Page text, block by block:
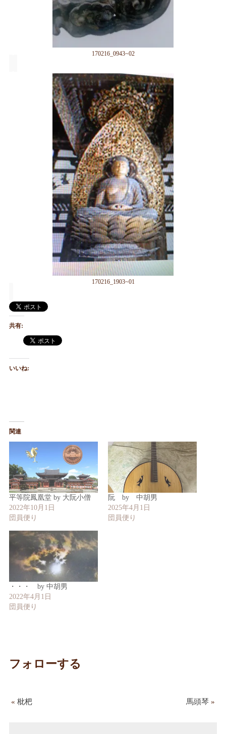
170216_0943~02
170216_1903~01
共有:
いいね:
関連
平等院鳳凰堂 by 大阮小僧
2022年10月1日
団員便り
阮 by 中胡男
2025年4月1日
団員便り
・・・ by 中胡男
2022年4月1日
団員便り
フォローする
«枇杷 馬頭琴 »